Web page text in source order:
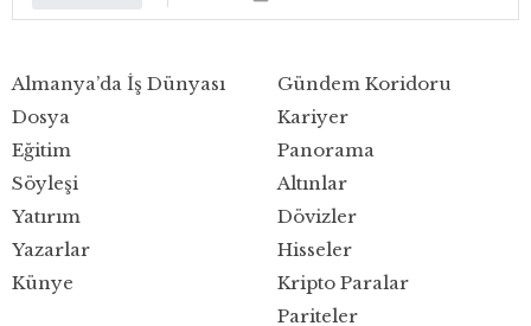
Almanya’da İş Dünyası
Dosya
Eğitim
Gündem Koridoru
Kariyer
Panorama
Söyleşi
Yatırım
Yazarlar
Künye
Altınlar
Dövizler
Hisseler
Kripto Paralar
Pariteler